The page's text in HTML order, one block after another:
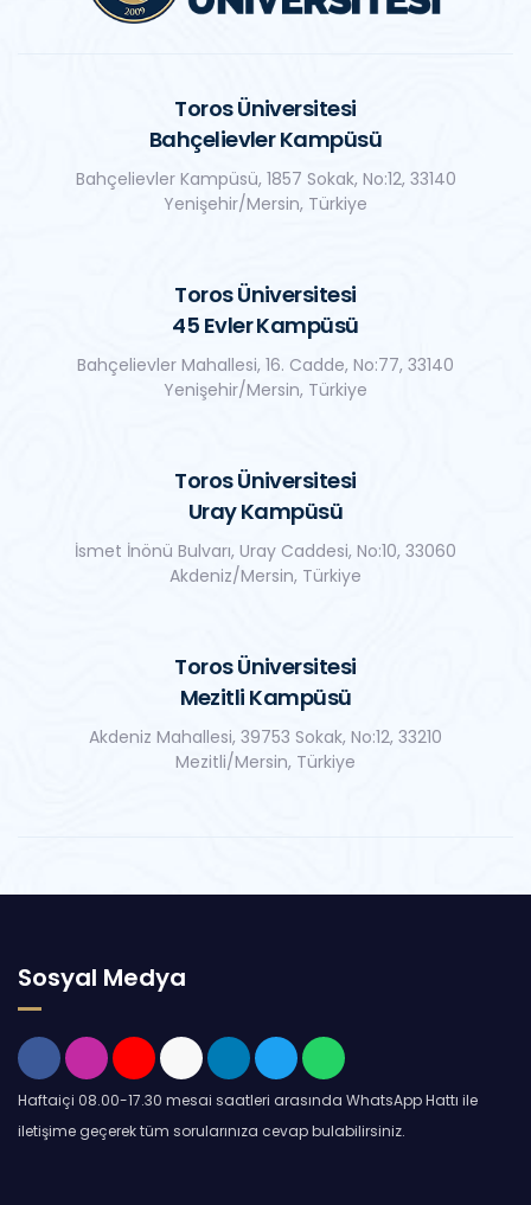
Toros Üniversitesi
Bahçelievler Kampüsü
Bahçelievler Kampüsü, 1857 Sokak, No:12, 33140
Yenişehir/Mersin, Türkiye
Toros Üniversitesi
45 Evler Kampüsü
Bahçelievler Mahallesi, 16. Cadde, No:77, 33140
Yenişehir/Mersin, Türkiye
Toros Üniversitesi
Uray Kampüsü
İsmet İnönü Bulvarı, Uray Caddesi, No:10, 33060
Akdeniz/Mersin, Türkiye
Toros Üniversitesi
Mezitli Kampüsü
Akdeniz Mahallesi, 39753 Sokak, No:12, 33210
Mezitli/Mersin, Türkiye
Sosyal Medya
Haftaiçi 08.00-17.30 mesai saatleri arasında WhatsApp Hattı ile
iletişime geçerek tüm sorularınıza cevap bulabilirsiniz.